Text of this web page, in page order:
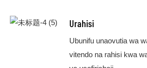
Urahisi
Ubunifu unaovutia wa
vitendo na rahisi kwa